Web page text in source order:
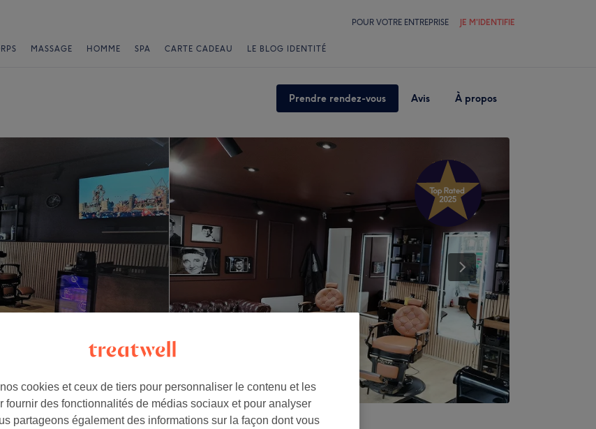
POUR VOTRE ENTREPRISE JE M'IDENTIFIE
MASSAGE HOMME SPA CARTE CADEAU LE BLOG IDENTITÉ
Prendre rendez-vous Avis À propos
cookies et ceux de tiers pour personnaliser le contenu et les
fournir des fonctionnalités de médias sociaux et pour analyser
partageons également des informations sur la façon dont vous